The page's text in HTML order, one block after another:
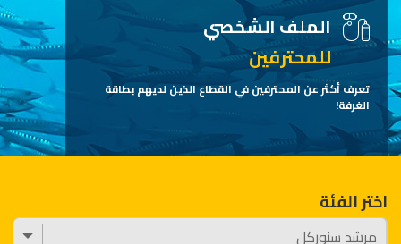
الملف الشخصي
للمحترفين
تعرف أكثر عن المحترفين في القطاع الذين لديهم بطاقة
الغرفة!
اختر الفئة